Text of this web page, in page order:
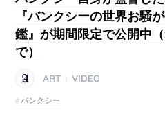
『バンクシーの世界お騒
鑑』が期間限定で公開中
で）
ART
VIDEO
バンクシー